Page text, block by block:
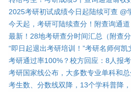
2025考研初试成绩今日起陆续可查 @
今天起，考研可陆续查分！附查询通道
最新！28地考研查分时间汇总（附查分
“即日起退出考研培训！”考研名师何凯
考研通过率100%？校方回应：8人报
考研国家线公布，大多数专业单科和
考生数、分数线双降，13个学科普降